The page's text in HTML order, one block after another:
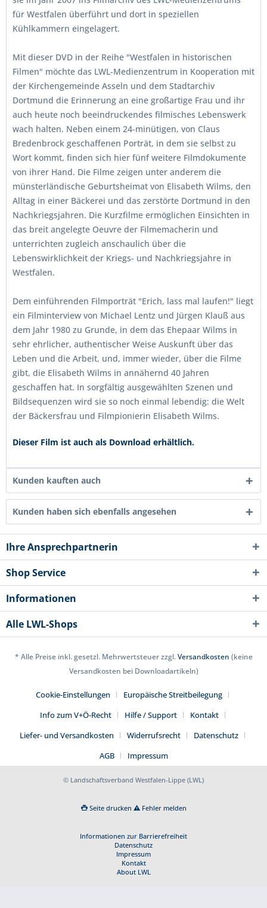
für Westfalen überführt und dort in speziellen
Kühlkammern eingelagert.
Mit dieser DVD in der Reihe "Westfalen in historischen
Filmen" möchte das LWL-Medienzentrum in Kooperation mit
der Kirchengemeinde Asseln und dem Stadtarchiv
Dortmund die Erinnerung an eine großartige Frau und ihr
auch heute noch beeindruckendes filmisches Lebenswerk
wach halten. Neben einem 24-minütigen, von Claus
Bredenbrock geschaffenen Porträt, in dem sie selbst zu
Wort kommt, finden sich hier fünf weitere Filmdokumente
von ihrer Hand. Die Filme zeigen unter anderem die
münsterländische Geburtsheimat von Elisabeth Wilms, den
Alltag in einer Bäckerei und das zerstörte Dortmund in den
Nachkriegsjahren. Die Kurzfilme ermöglichen Einsichten in
das breit angelegte Oeuvre der Filmemacherin und
unterrichten zugleich anschaulich über die
Lebenswirklichkeit der Kriegs- und Nachkriegsjahre in
Westfalen.
Dem einführenden Filmporträt "Erich, lass mal laufen!" liegt
ein Filminterview von Michael Lentz und Jürgen Klauß aus
dem Jahr 1980 zu Grunde, in dem das Ehepaar Wilms in
sehr ehrlicher, authentischer Weise Auskunft über das
Leben und die Arbeit, und, immer wieder, über die Filme
gibt, die Elisabeth Wilms in annähernd 40 Jahren
geschaffen hat. In sorgfältig ausgewählten Szenen und
Bildsequenzen wird sie so noch einmal lebendig: die Welt
der Bäckersfrau und Filmpionierin Elisabeth Wilms.
Dieser Film ist auch als Download erhältlich.
Kunden kauften auch
Kunden haben sich ebenfalls angesehen
Ihre Ansprechpartnerin
Shop Service
Informationen
Alle LWL-Shops
* Alle Preise inkl. gesetzl. Mehrwertsteuer zzgl.Versandkosten (keine
Versandkosten bei Downloadartikeln)
Cookie-Einstellungen
Europäische Streitbeilegung
Info zum V+Ö-Recht
Hilfe / Support
Kontakt
Liefer- und Versandkosten
Widerrufsrecht
Datenschutz
AGB
Impressum
© Landschaftsverband Westfalen-Lippe (LWL)
Seite drucken Fehler melden
Informationen zur Barrierefreiheit
Datenschutz
Impressum
Kontakt
About LWL